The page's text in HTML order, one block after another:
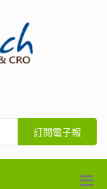
訂閱電子報